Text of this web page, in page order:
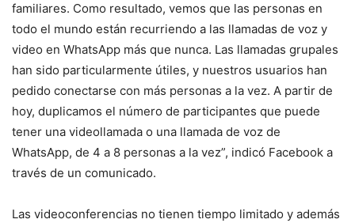
familiares. Como resultado, vemos que las personas en
todo el mundo están recurriendo a las llamadas de voz y
video en WhatsApp más que nunca. Las llamadas grupales
han sido particularmente útiles, y nuestros usuarios han
pedido conectarse con más personas a la vez. A partir de
hoy, duplicamos el número de participantes que puede
tener una videollamada o una llamada de voz de
WhatsApp, de 4 a 8 personas a la vez”, indicó Facebook a
través de un comunicado.
Las videoconferencias no tienen tiempo limitado y además